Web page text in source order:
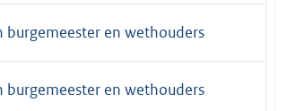
burgemeester en wethouders
burgemeester en wethouders